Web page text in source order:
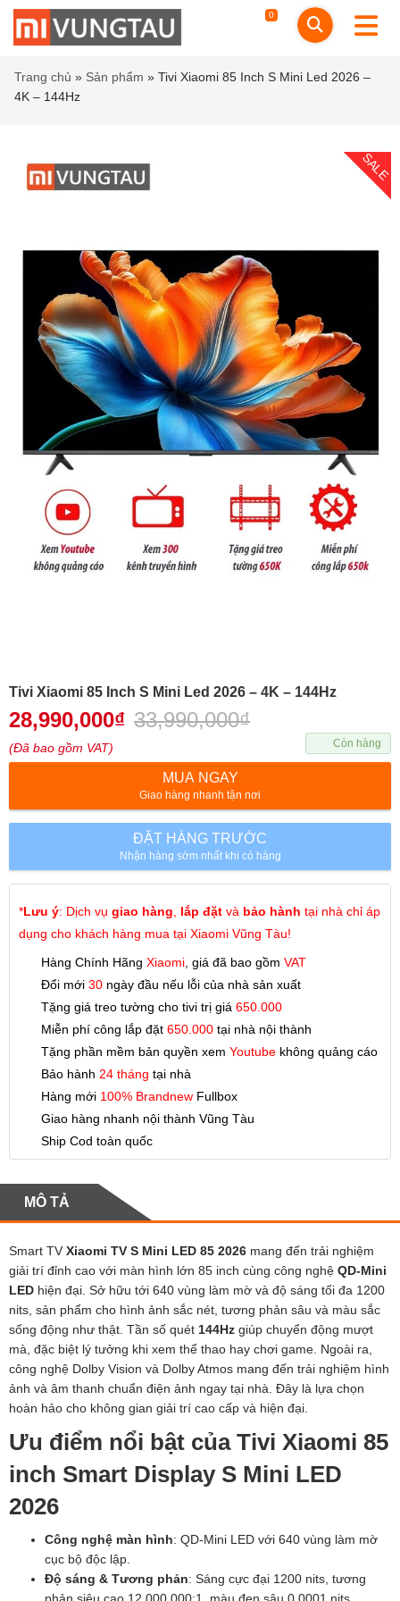
0
Trang chủ » Sản phẩm » Tivi Xiaomi 85 Inch S Mini Led 2026 –
4K – 144Hz
SALE
Tivi Xiaomi 85 Inch S Mini Led 2026 – 4K – 144Hz
28,990,000₫ 33,990,000₫
(Đã bao gồm VAT) Còn hàng
MUA NGAY
Giao hàng nhanh tận nơi
ĐẶT HÀNG TRƯỚC
Nhận hàng sớm nhất khi có hàng
*Lưu ý: Dịch vụ giao hàng lắp đặt và bảo hành tại nhà chỉ áp
dụng cho khách hàng mua tại Xiaomi Vũng Tàu!
Hàng Chính Hãng Xiaomi , giá đã bao gồm VAT
Đổi mới 30 ngày đầu nếu lỗi của nhà sản xuất
Tặng giá treo tường cho tivi trị giá 650.000
Miễn phí công lắp đặt 650.000 tại nhà nội thành
Tặng phần mềm bản quyền xem Youtube không quảng cáo
Bảo hành 24 tháng tại nhà
Hàng mới 100% Brandnew Fullbox
Giao hàng nhanh nội thành Vũng Tàu
Ship Cod toàn quốc
MÔ TẢ
Smart TV Xiaomi TV S Mini LED 85 2026 mang đến trải nghiệm
giải trí đỉnh cao với màn hình lớn 85 inch cùng công nghệ QD-Mini
LED hiện đại. Sở hữu tới 640 vùng làm mờ và độ sáng tối đa 1200
nits, sản phẩm cho hình ảnh sắc nét, tương phản sâu và màu sắc
sống động như thật. Tần số quét 144Hz giúp chuyển động mượt
mà, đặc biệt lý tưởng khi xem thể thao hay chơi game. Ngoài ra,
công nghệ Dolby Vision và Dolby Atmos mang đến trải nghiệm hình
ảnh và âm thanh chuẩn điện ảnh ngay tại nhà. Đây là lựa chọn
hoàn hảo cho không gian giải trí cao cấp và hiện đại.
Ưu điểm nổi bật của Tivi Xiaomi 85
inch Smart Display S Mini LED
2026
Công nghệ màn hình: QD-Mini LED với 640 vùng làm mờ
cục bộ độc lập.
Độ sáng & Tương phản: Sáng cực đại 1200 nits, tương
phản siêu cao 12,000,000:1, màu đen sâu 0.0001 nits.